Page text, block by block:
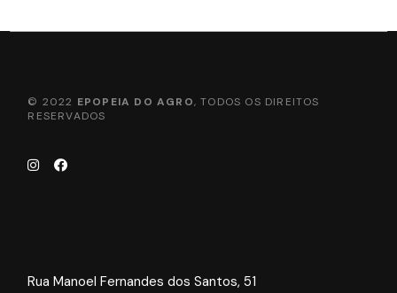
© 2022 EPOPEIA DO AGRO, TODOS OS DIREITOS
RESERVADOS
Rua Manoel Fernandes dos Santos, 51